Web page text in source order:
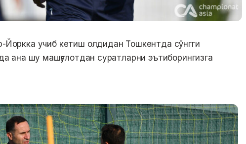
учиб кетиш олдидан Тошкентда сўнгги
ана шу машғулотдан суратларни эътиборингизга